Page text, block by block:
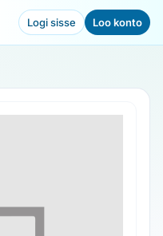
Logi sisse Loo konto